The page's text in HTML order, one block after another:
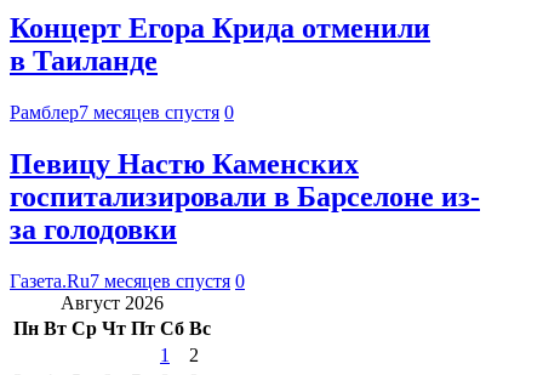
Концерт Егора Крида отменили
в Таиланде
Рамблер7 месяцев спустя 0
Певицу Настю Каменских
госпитализировали в Барселоне из-
за голодовки
Газета.Ru7 месяцев спустя 0
Август 2026
Пн Вт Ср Чт Пт Сб Вс
1
2